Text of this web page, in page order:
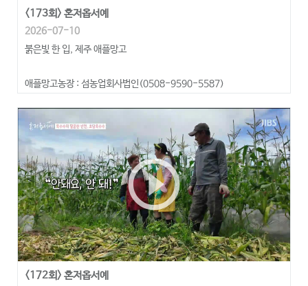
<173회> 혼저옵서예
2026-07-10
붉은빛 한 입, 제주 애플망고
애플망고농장 : 섬농업회사법인(0508-9590-5587)
play_circle_outline
<172회> 혼저옵서예